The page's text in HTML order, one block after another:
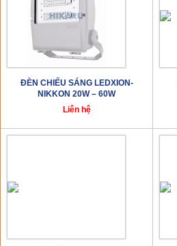
ĐÈN CHIẾU SÁNG LEDXION-
NIKKON 20W – 60W
Liên hệ